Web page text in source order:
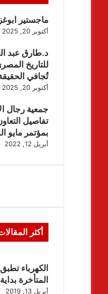
ماجستير
أكتوبر 20, 2025
د.طارق عبد
للتاريخ
تُجافي الحقيقة
أكتوبر 20, 2025
جمعية رجال
تفاصيل
بمؤتمر مايو
أبريل 12, 2022
أكثر
المتأخرة
أبريل 13, 2019